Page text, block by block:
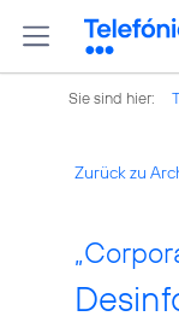
Sie sind hier:
Zurück zu